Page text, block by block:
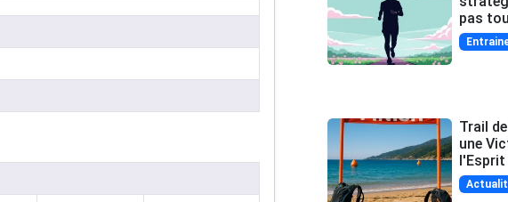
pas
Trail
une
l'Esprit